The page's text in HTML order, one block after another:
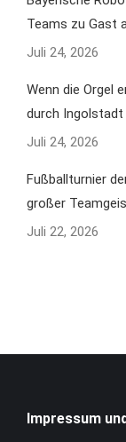
Teams zu Gast
Juli 24, 2026
Wenn die Orgel
durch Ingolstadt
Juli 24, 2026
Fußballturnier
großer
Juli 22, 2026
Impressum